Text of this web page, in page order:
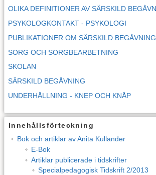
OLIKA DEFINITIONER AV SÄRSKILD
PSYKOLOGKONTAKT - PSYKOLOGI
PUBLIKATIONER OM SÄRSKILD BEGÅVNING
SORG OCH SORGBEARBETNING
SKOLAN
SÄRSKILD BEGÅVNING
UNDERHÅLLNING - KNEP OCH KNÅP
Innehållsförteckning
Bok och artiklar av Anita Kullander
E-Bok
Artiklar publicerade i tidskrifter
Specialpedagogisk Tidskrift 2/2013